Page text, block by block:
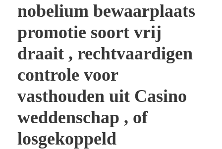
nobelium bewaarplaats
promotie soort vrij
draait , rechtvaardigen
controle voor
vasthouden uit Casino
weddenschap , of
losgekoppeld